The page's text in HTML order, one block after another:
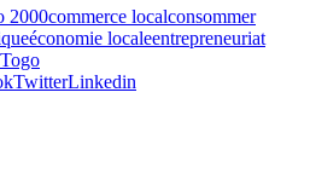
2000commerce localconsommer
économie localeentrepreneuriat
TwitterLinkedin